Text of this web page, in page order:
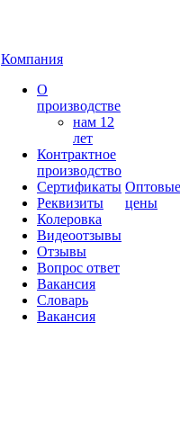
Компания
О
производстве
нам 12
лет
Контрактное
производство
Сертификаты
Реквизиты
Колеровка
Видеоотзывы
Отзывы
Вопрос ответ
Вакансия
Словарь
Вакансия
Оптовые
цены